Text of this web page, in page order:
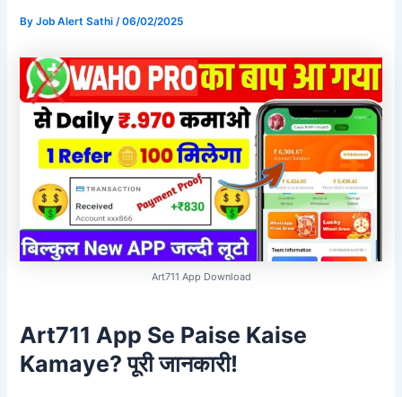
ByJob Alert Sathi /06/02/2025
Art711 App Download
Art711 App Se Paise Kaise
Kamaye? पूरी जानकारी!